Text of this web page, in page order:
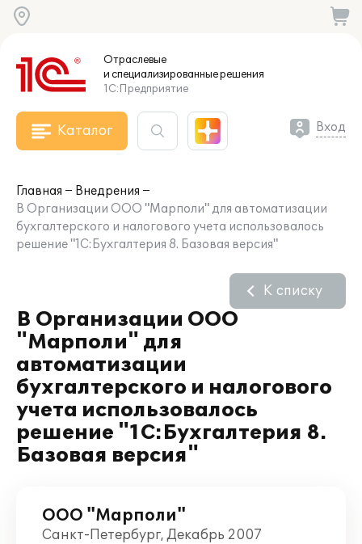
Отраслевые
и специализированныерешения
1С:Предприятие
Каталог Вход
Главная
Внедрения
В Организации ООО "Марполи" для автоматизации
бухгалтерского и налогового учета использовалось
решение "1С:Бухгалтерия 8. Базовая версия"
В Организации ООО
"Марполи" для
автоматизации
бухгалтерского и налогового
учета использовалось
решение "1С:Бухгалтерия 8.
Базовая версия"
К списку
ООО "Марполи"
Санкт-Петербург, Декабрь 2007